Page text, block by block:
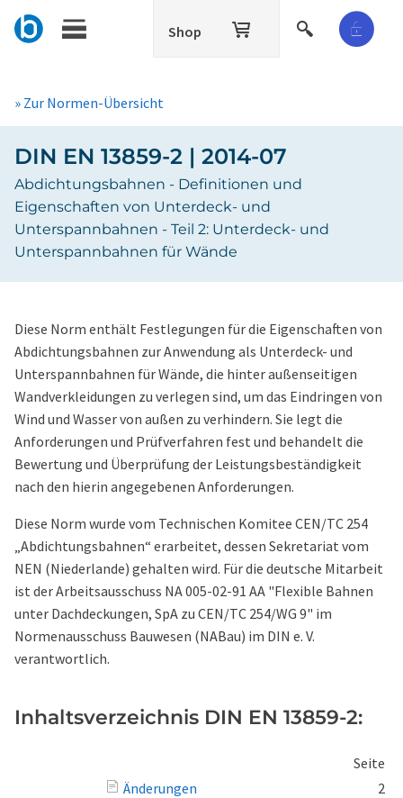
Shop
» Zur Normen-Übersicht
DIN EN 13859-2 | 2014-07
Abdichtungsbahnen - Definitionen und
Eigenschaften von Unterdeck- und
Unterspannbahnen - Teil 2: Unterdeck- und
Unterspannbahnen für Wände
Diese Norm enthält Festlegungen für die Eigenschaften von
Abdichtungsbahnen zur Anwendung als Unterdeck- und
Unterspannbahnen für Wände, die hinter außenseitigen
Wandverkleidungen zu verlegen sind, um das Eindringen von
Wind und Wasser von außen zu verhindern. Sie legt die
Anforderungen und Prüfverfahren fest und behandelt die
Bewertung und Überprüfung der Leistungsbeständigkeit
nach den hierin angegebenen Anforderungen.
Diese Norm wurde vom Technischen Komitee CEN/TC 254
„Abdichtungsbahnen“ erarbeitet, dessen Sekretariat vom
NEN (Niederlande) gehalten wird. Für die deutsche Mitarbeit
ist der Arbeitsausschuss NA 005-02-91 AA "Flexible Bahnen
unter Dachdeckungen, SpA zu CEN/TC 254/WG 9" im
Normenausschuss Bauwesen (NABau) im DIN e. V.
verantwortlich.
Inhaltsverzeichnis DIN EN 13859-2:
Seite
Änderungen
2